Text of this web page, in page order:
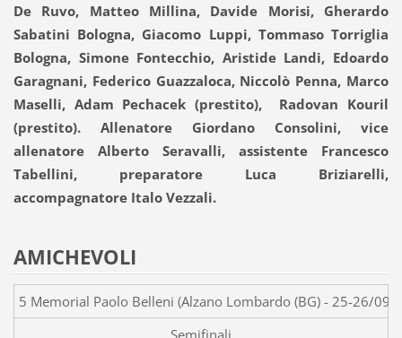
De Ruvo, Matteo Millina, Davide Morisi, Gherardo
Sabatini Bologna, Giacomo Luppi, Tommaso Torriglia
Bologna, Simone Fontecchio, Aristide Landi, Edoardo
Garagnani, Federico Guazzaloca, Niccolò Penna, Marco
Maselli, Adam Pechacek (prestito), Radovan Kouril
(prestito). Allenatore Giordano Consolini, vice
allenatore Alberto Seravalli, assistente Francesco
Tabellini, preparatore Luca Briziarelli,
accompagnatore Italo Vezzali.
AMICHEVOLI
5 Memorial Paolo Belleni (Alzano Lombardo (BG) - 25-26/09/